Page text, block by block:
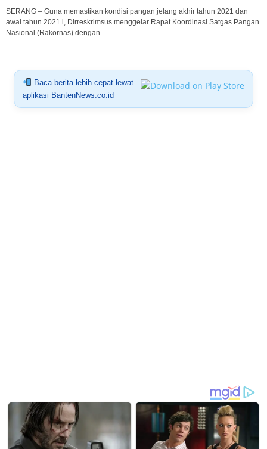
SERANG – Guna memastikan kondisi pangan jelang akhir tahun 2021 dan
awal tahun 2021 l, Dirreskrimsus menggelar Rapat Koordinasi Satgas Pangan
Nasional (Rakornas) dengan...
Baca berita lebih cepat lewat
aplikasi BantenNews.co.id